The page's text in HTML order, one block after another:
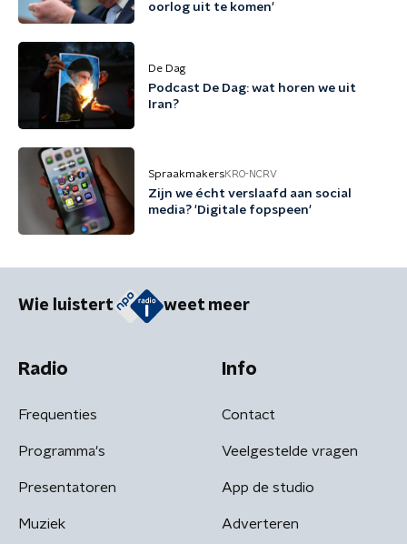
oorlog uit te komen'
De Dag
Podcast De Dag: wat horen we uit
Iran?
SpraakmakersKRO-NCRV
Zijn we écht verslaafd aan social
media? 'Digitale fopspeen'
Wie luistert weet meer
Radio
Frequenties
Programma's
Presentatoren
Muziek
Info
Contact
Veelgestelde vragen
App de studio
Adverteren